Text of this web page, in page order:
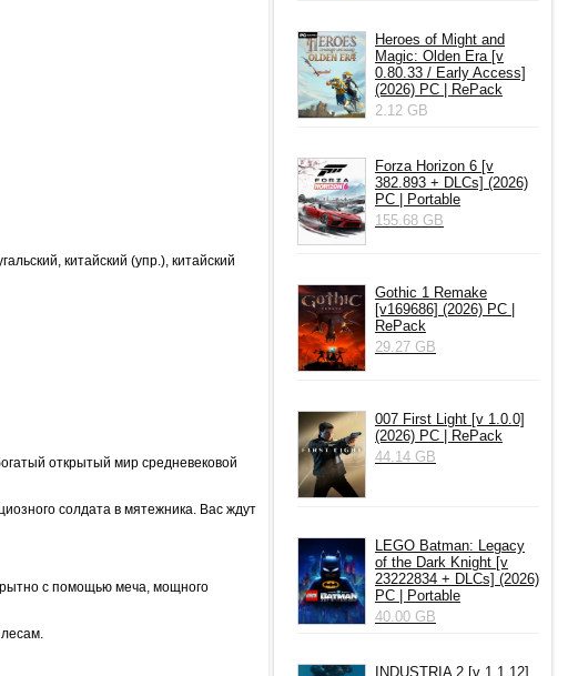
китайский (упр.), китайский
открытый мир средневековой
солдата в мятежника. Вас ждут
с помощью меча, мощного
Heroes of Might and
Magic: Olden Era [v
0.80.33 / Early Access]
(2026) PC | RePack
2.12 GB
Forza Horizon 6 [v
382.893 + DLCs] (2026)
PC | Portable
155.68 GB
Gothic 1 Remake
[v169686] (2026) PC |
RePack
29.27 GB
007 First Light [v 1.0.0]
(2026) PC | RePack
44.14 GB
LEGO Batman: Legacy
of the Dark Knight [v
23222834 + DLCs] (2026)
PC | Portable
40.00 GB
INDUSTRIA 2 [v 1.1.12]